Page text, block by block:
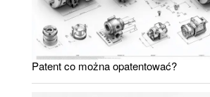
Patent co można opatentować?